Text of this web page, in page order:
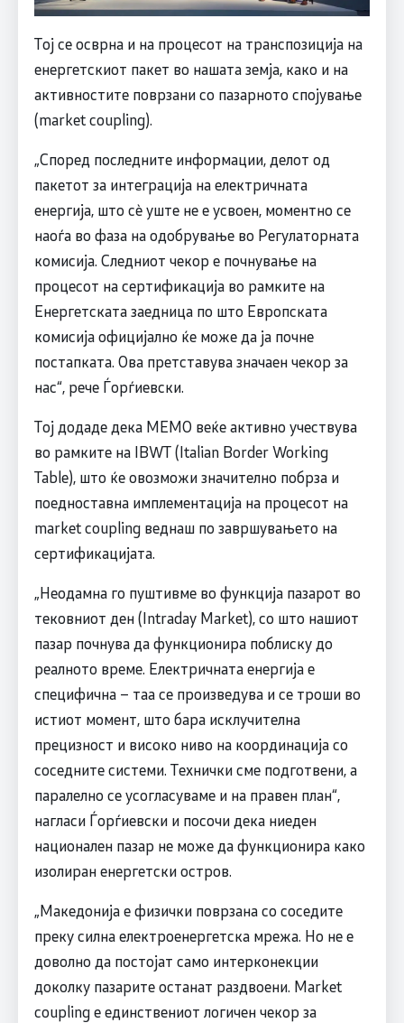
Тој се осврна и на процесот на транспозиција на
енергетскиот пакет во нашата земја, како и на
активностите поврзани со пазарното спојување
(market coupling).
„Според последните информации, делот од
пакетот за интеграција на електричната
енергија, што сè уште не е усвоен, моментно се
наоѓа во фаза на одобрување во Регулаторната
комисија. Следниот чекор е почнување на
процесот на сертификација во рамките на
Енергетската заедница по што Европската
комисија официјално ќе може да ја почне
постапката. Ова претставува значаен чекор за
нас“, рече Ѓорѓиевски.
Тој додаде дека МЕМО веќе активно учествува
во рамките на IBWT (Italian Border Working
Table), што ќе овозможи значително побрза и
поедноставна имплементација на процесот на
market coupling веднаш по завршувањето на
сертификацијата.
„Неодамна го пуштивме во функција пазарот во
тековниот ден (Intraday Market), со што нашиот
пазар почнува да функционира поблиску до
реалното време. Електричната енергија е
специфична – таа се произведува и се троши во
истиот момент, што бара исклучителна
прецизност и високо ниво на координација со
соседните системи. Технички сме подготвени, а
паралелно се усогласуваме и на правен план“,
нагласи Ѓорѓиевски и посочи дека ниеден
национален пазар не може да функционира како
изолиран енергетски остров.
„Македонија е физички поврзана со соседите
преку силна електроенергетска мрежа. Но не е
доволно да постојат само интерконекции
доколку пазарите останат раздвоени. Market
coupling е единствениот логичен чекор за